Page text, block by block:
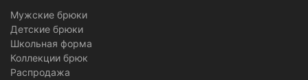
Мужские брюки
Детские брюки
Школьная форма
Коллекции брюк
Распродажа